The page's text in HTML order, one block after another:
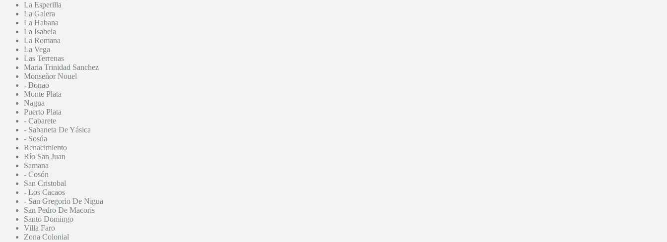
La Esperilla
La Galera
La Habana
La Isabela
La Romana
La Vega
Las Terrenas
Maria Trinidad Sanchez
Monseñor Nouel
- Bonao
Monte Plata
Nagua
Puerto Plata
- Cabarete
- Sabaneta De Yásica
- Sosúa
Renacimiento
Río San Juan
Samana
- Cosón
San Cristobal
- Los Cacaos
- San Gregorio De Nigua
San Pedro De Macoris
Santo Domingo
Villa Faro
Zona Colonial